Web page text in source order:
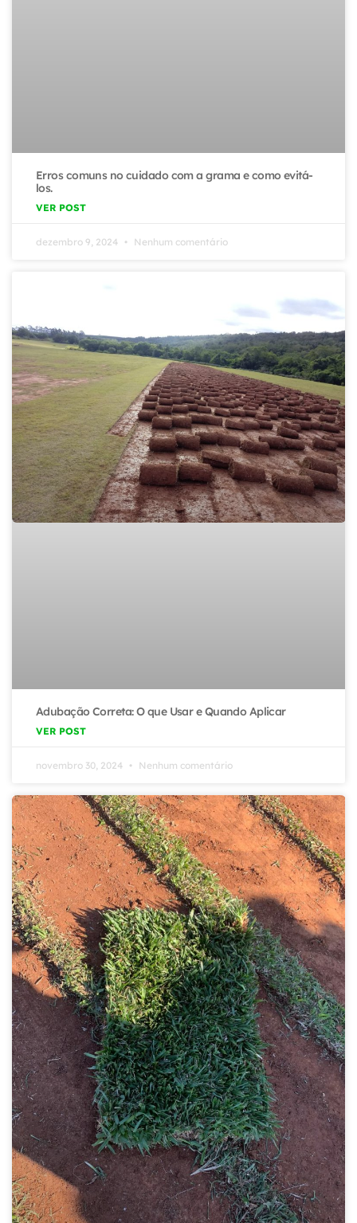
Erros comuns no cuidado com a grama e como evitá-
los.
VER POST
dezembro 9, 2024 Nenhum comentário
Adubação Correta: O que Usar e Quando Aplicar
VER POST
novembro 30, 2024 Nenhum comentário